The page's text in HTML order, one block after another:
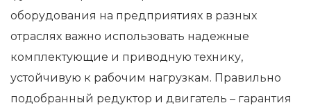
оборудования на предприятиях в разных
отраслях важно использовать надежные
комплектующие и приводную технику,
устойчивую к рабочим нагрузкам. Правильно
подобранный редуктор и двигатель – гарантия